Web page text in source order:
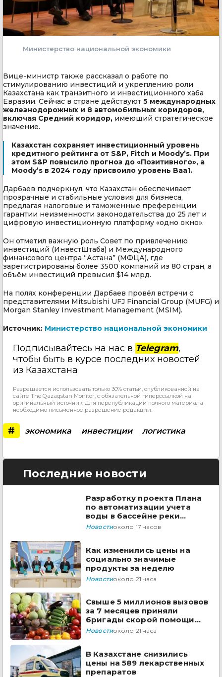
Министерство национальной экономики
Вице-министр также рассказал о работе по
стимулированию инвестиций и укреплению роли
Казахстана как транзитного и инвестиционного хаба
Евразии. Сейчас в стране действуют 5 международных
железнодорожных и 8 автомобильных коридоров,
включая Средний коридор, имеющий стратегическое
значение.
Казахстан сохраняет инвестиционный уровень
кредитного рейтинга от S&P, Fitch и Moody’s. При
этом S&P повысило прогноз до «Позитивного», а
Moody’s в 2024 году присвоило уровень Baa1.
Дарбаев подчеркнул, что Казахстан обеспечивает
прозрачные и стабильные условия для бизнеса,
предлагая налоговые и таможенные преференции,
гарантии неизменности законодательства до 25 лет и
цифровую инвестиционную платформу «одно окно».
Он отметил важную роль Совет по привлечению
инвестиций (ИнвестШтаба) и Международного
финансового центра “Астана” (МФЦА), где
зарегистрированы более 3500 компаний из 80 стран, а
объём инвестиций превысил $14 млрд.
На полях конференции Дарбаев провёл встречи с
представителями Mitsubishi UFJ Financial Group (MUFG) и
Morgan Stanley Investment Management (MSIM).
Источник: Министерство национальной экономики
Подписывайтесь на нас в Telegram,
чтобы быть в курсе последних новостей
из Казахстана
Разрешается использовать только 30% статьи, опубликованной на
сайте The Qazaqstan Monitor, с обязательной гиперссылкой на
оригинальный источник. Для перепубликации полного материала
необходимо письменное разрешение редакции.
# экономика инвестиции логистика
Последние новости
Разработку проекта Плана
по автоматизации учета
воды в бассейне реки
Сырдарья одобрили
Новостиоколо 17 часов
Как изменились цены на
социально значимые
продукты за неделю
Новостиоколо 21 часа
Свыше 5 миллионов вызовов
за 7 месяцев приняли
бригады скорой помощи
Казахстана
Новостиоколо 21 часа
В Казахстане снизились
цены на 589 лекарственных
препаратов